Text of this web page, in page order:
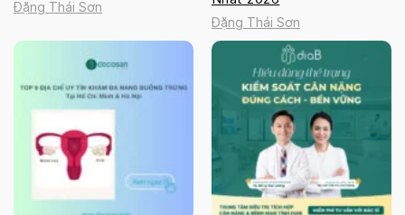
Đặng Thái Sơn
Đặng Thái Sơn